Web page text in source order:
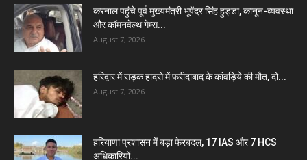
करनाल पहुंचे पूर्व मुख्यमंत्री भूपेंद्र सिंह हुड्डा, कानून-व्यवस्था
और कॉमनवेल्थ गेम्स...
August 7, 2026
हरिद्वार में सड़क हादसे में फरीदाबाद के कांवड़िये की मौत, दो...
August 7, 2026
हरियाणा प्रशासन में बड़ा फेरबदल, 17 IAS और 7 HCS
अधिकारियों...